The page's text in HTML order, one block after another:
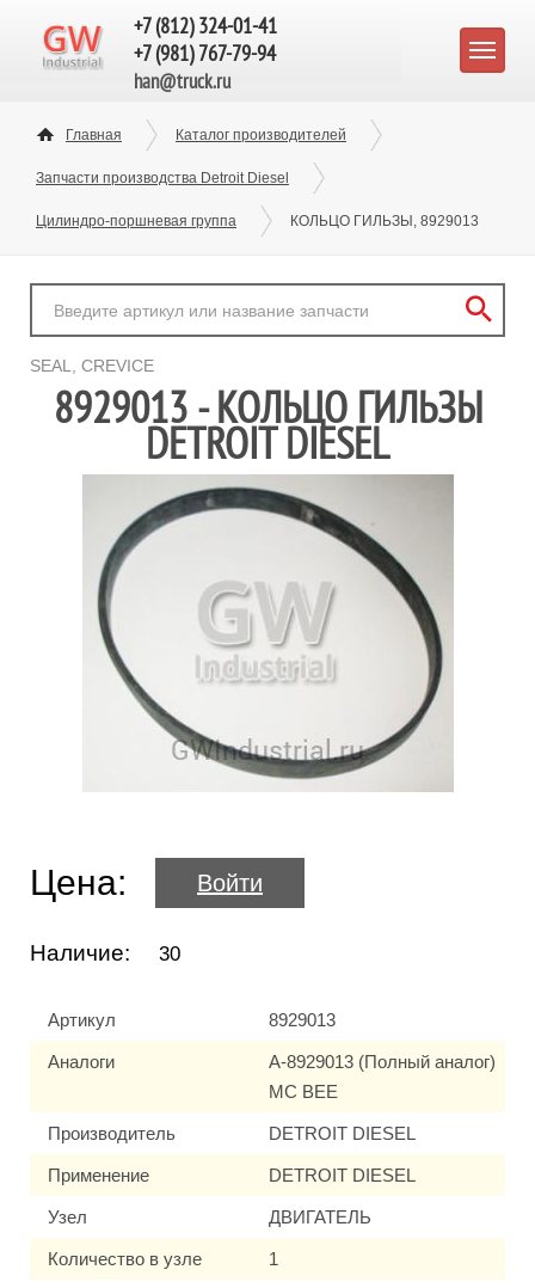
+7 (812) 324-01-41
+7 (981) 767-79-94
han@truck.ru
Главная Каталог производителей
Запчасти производства Detroit Diesel
Цилиндро-поршневая группа КОЛЬЦО ГИЛЬЗЫ, 8929013
SEAL, CREVICE
8929013 - КОЛЬЦО ГИЛЬЗЫ
DETROIT DIESEL
Цена: Войти
Наличие: 30
Артикул 8929013
Аналоги
A-8929013 (Полный аналог)
MC BEE
Производитель DETROIT DIESEL
Применение DETROIT DIESEL
Узел ДВИГАТЕЛЬ
Количество в узле 1